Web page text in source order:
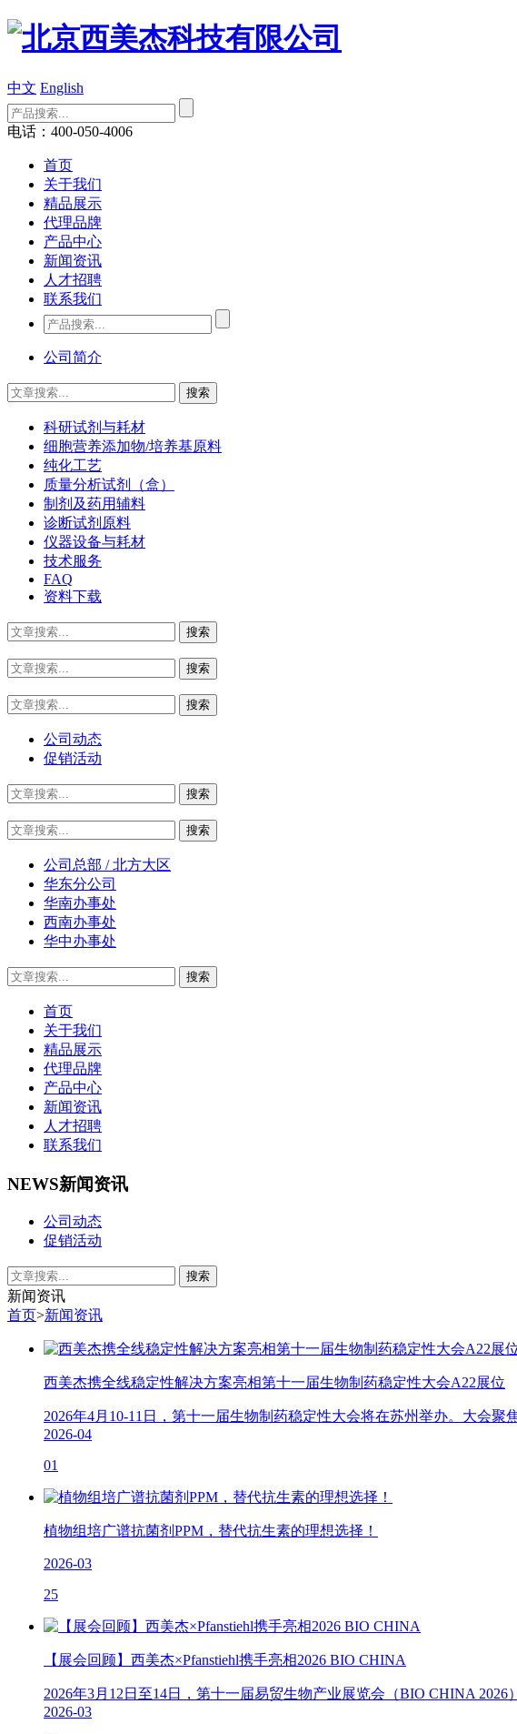
中文 English
电话：400-050-4006
首页
关于我们
精品展示
代理品牌
产品中心
新闻资讯
人才招聘
联系我们
公司简介
科研试剂与耗材
细胞营养添加物/培养基原料
纯化工艺
质量分析试剂（盒）
制剂及药用辅料
诊断试剂原料
仪器设备与耗材
技术服务
FAQ
资料下载
公司动态
促销活动
公司总部 / 北方大区
华东分公司
华南办事处
西南办事处
华中办事处
首页
关于我们
精品展示
代理品牌
产品中心
新闻资讯
人才招聘
联系我们
NEWS新闻资讯
公司动态
促销活动
新闻资讯
首页>新闻资讯
西美杰携全线稳定性解决方案亮相第十一届生物制药稳定性大会A22展位
2026年4月10-11日，第十一届生物制药稳定性大会将在苏州举办。大会
2026-04
01
植物组培广谱抗菌剂PPM，替代抗生素的理想选择！
2026-03
25
【展会回顾】西美杰×Pfanstiehl携手亮相2026 BIO CHINA
2026年3月12日至14日，第十一届易贸生物产业展览会（BIO CHINA
2026-03